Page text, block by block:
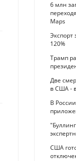
6 млн
Maps
Экспорт
120%
Трамп
Две
в США -
В
США